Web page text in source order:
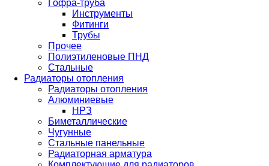
Гофра-труба
Инструменты
Фитинги
Трубы
Прочее
Полиэтиленовые ПНД
Стальные
Радиаторы отопления
Радиаторы отопления
Алюминиевые
НРЗ
Биметаллические
Чугунные
Стальные панельные
Радиаторная арматура